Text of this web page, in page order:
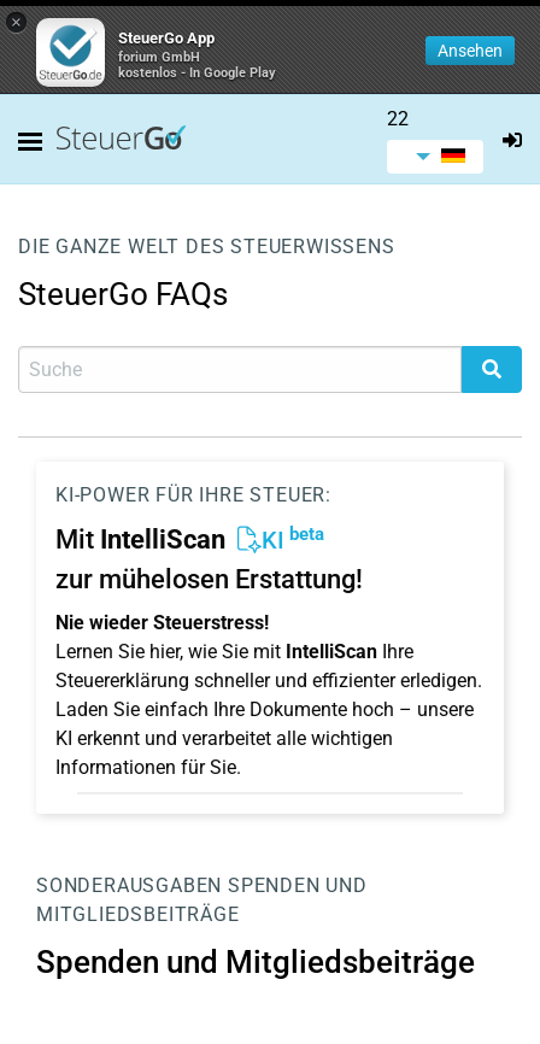
×
SteuerGo App
forium GmbH
kostenlos - In Google Play
Ansehen
22
DIE GANZE WELT DES STEUERWISSENS
SteuerGo FAQs
KI-POWER FÜR IHRE STEUER:
Mit IntelliScan KI beta
zur mühelosen Erstattung!
Nie wieder Steuerstress!
Lernen Sie hier, wie Sie mit IntelliScan Ihre
Steuererklärung schneller und effizienter erledigen.
Laden Sie einfach Ihre Dokumente hoch – unsere
KI erkennt und verarbeitet alle wichtigen
Informationen für Sie.
SONDERAUSGABEN SPENDEN UND
MITGLIEDSBEITRÄGE
Spenden und Mitgliedsbeiträge